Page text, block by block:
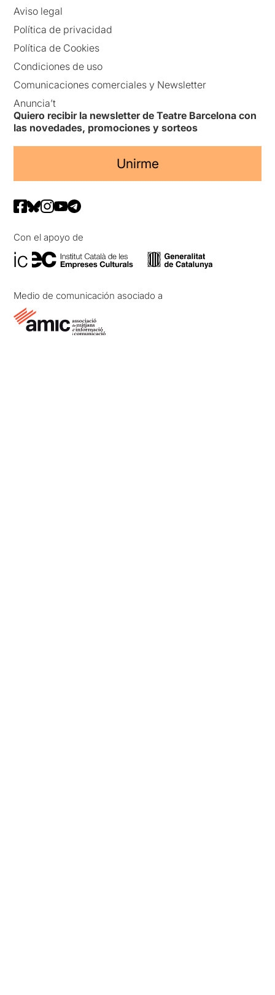
Aviso legal
Política de privacidad
Política de Cookies
Condiciones de uso
Comunicaciones comerciales y Newsletter
Anuncia’t
Quiero recibir la newsletter de Teatre Barcelona con
las novedades, promociones y sorteos
Unirme
Con el apoyo de
Medio de comunicación asociado a